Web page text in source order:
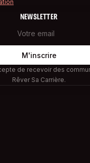
NEWSLETTER
de recevoir des
Rêver Sa Carrière.